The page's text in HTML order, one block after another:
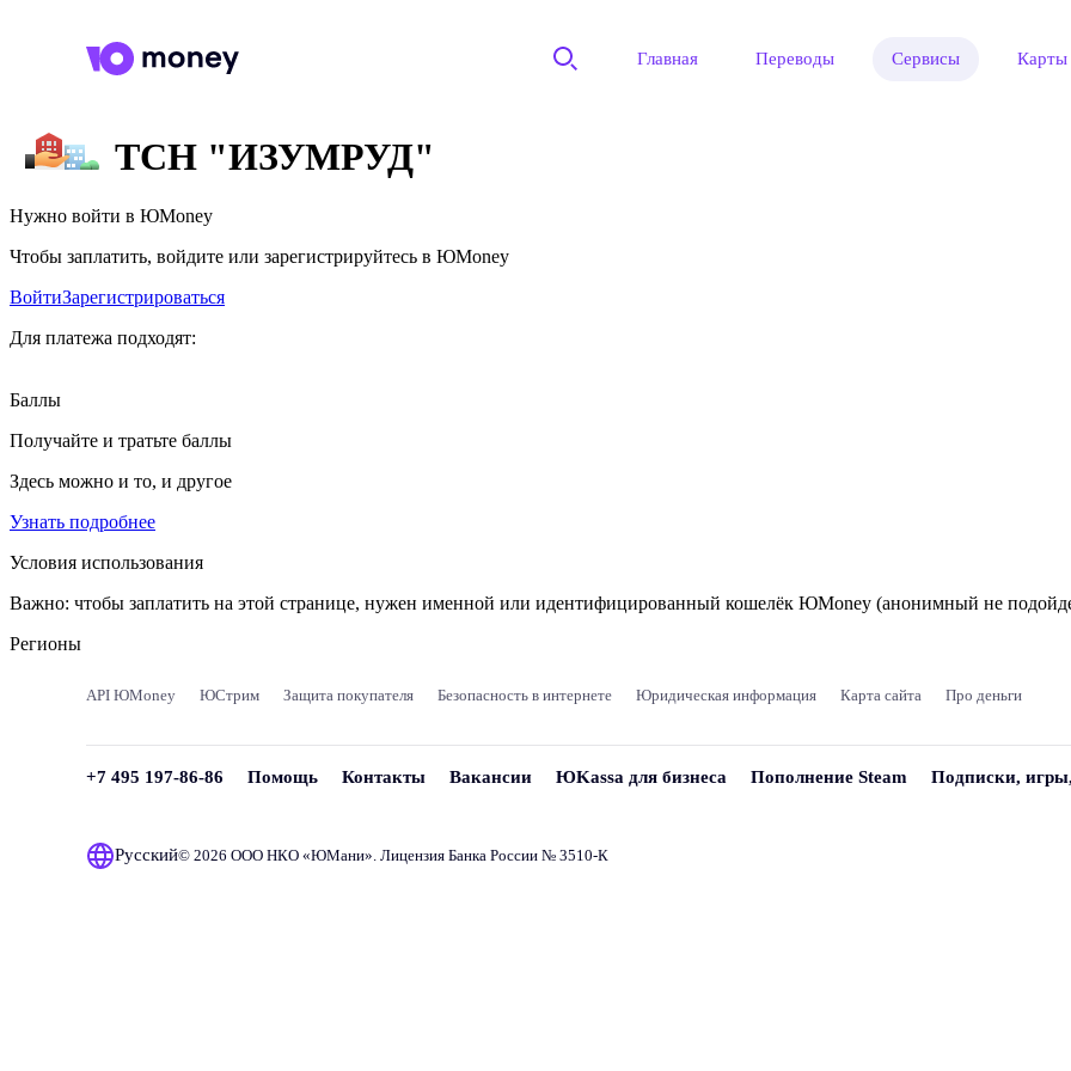
Главная Переводы Сервисы Карты
ТСН "ИЗУМРУД"
Нужно войти в ЮMoney
Чтобы заплатить, войдите или зарегистрируйтесь в ЮMoney
ВойтиЗарегистрироваться
Для платежа подходят:
Баллы
Получайте и тратьте баллы
Здесь можно и то, и другое
Узнать подробнее
Условия использования
Важно: чтобы заплатить на этой странице, нужен именной или идентифицированный кошелёк ЮMoney (анонимный не
Регионы
API ЮMoney ЮСтрим Защита покупателя Безопасность в интернете Юридическая информация Карта сайта Про деньги
+7 495 197-86-86 Помощь Контакты Вакансии ЮKassa для бизнеса Пополнение Steam Подписки,
Русский© 2026 ООО НКО «ЮМани». Лицензия Банка России № 3510‑К